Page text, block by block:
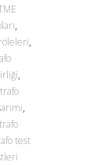
,
,
,
trafo
,
trafo
test